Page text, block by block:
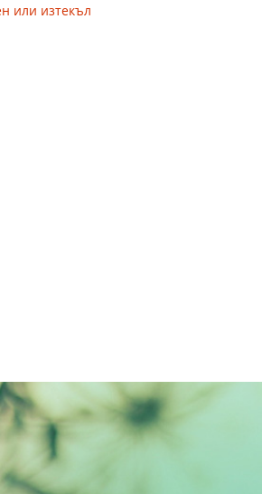
или изтекъл